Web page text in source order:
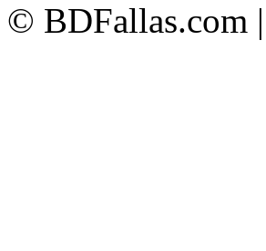
© BDFallas.com |